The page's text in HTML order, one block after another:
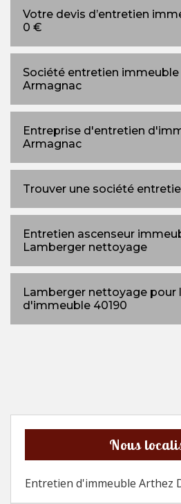
Votre devis d’entretien
0 €
Société entretien immeuble
Armagnac
Entreprise d'entretien
Armagnac
Trouver une société
Entretien ascenseur
Lamberger nettoyage
Lamberger nettoyage pour
d'immeuble 40190
Nous
Entretien d'immeuble Arthez